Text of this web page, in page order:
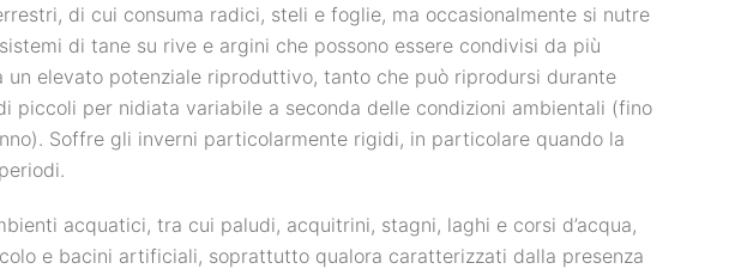
di cui consuma radici, steli e foglie, ma occasionalmente si nutre
di tane su rive e argini che possono essere condivisi da più
elevato potenziale riproduttivo, tanto che può riprodursi durante
piccoli per nidiata variabile a seconda delle condizioni ambientali (fino
Soffre gli inverni particolarmente rigidi, in particolare quando la
acquatici, tra cui paludi, acquitrini, stagni, laghi e corsi d’acqua,
e bacini artificiali, soprattutto qualora caratterizzati dalla presenza